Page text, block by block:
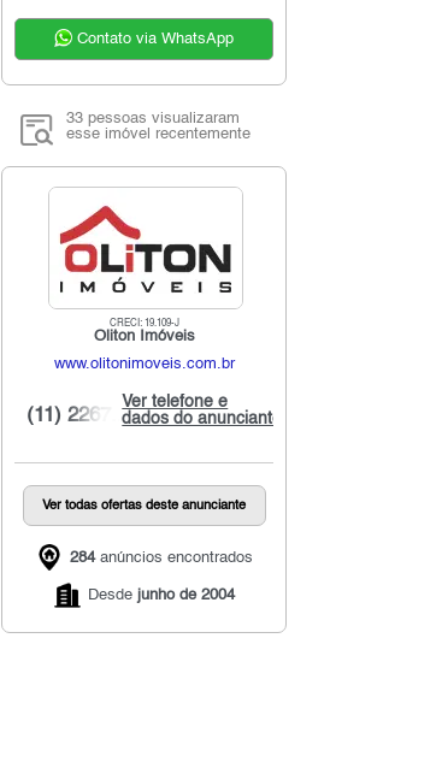
Contato via WhatsApp
33 pessoas visualizaram
esse imóvel recentemente
CRECI: 19.109-J
Oliton Imóveis
www.olitonimoveis.com.br
Ver telefone e
dados do anunciante
(11) 2267...
Ver todas ofertas deste anunciante
284anúncios encontrados
Desde junho de 2004